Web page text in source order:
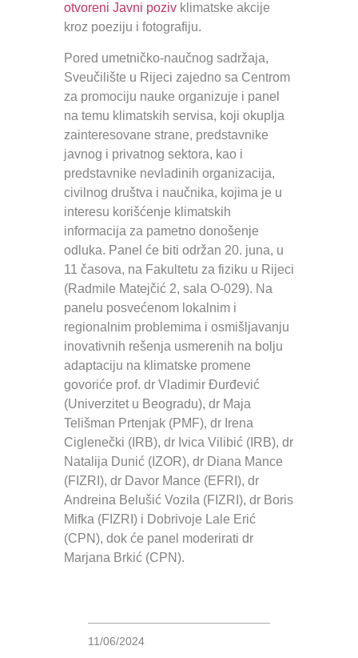
otvoreni Javni poziv klimatske akcije
kroz poeziju i fotografiju.
Pored umetničko-naučnog sadržaja,
Sveučilište u Rijeci zajedno sa Centrom
za promociju nauke organizuje i panel
na temu klimatskih servisa, koji okuplja
zainteresovane strane, predstavnike
javnog i privatnog sektora, kao i
predstavnike nevladinih organizacija,
civilnog društva i naučnika, kojima je u
interesu korišćenje klimatskih
informacija za pametno donošenje
odluka. Panel će biti održan 20. juna, u
11 časova, na Fakultetu za fiziku u Rijeci
(Radmile Matejčić 2, sala O-029). Na
panelu posvećenom lokalnim i
regionalnim problemima i osmišljavanju
inovativnih rešenja usmerenih na bolju
adaptaciju na klimatske promene
govoriće prof. dr Vladimir Đurđević
(Univerzitet u Beogradu), dr Maja
Telišman Prtenjak (PMF), dr Irena
Ciglenečki (IRB), dr Ivica Vilibić (IRB), dr
Natalija Dunić (IZOR), dr Diana Mance
(FIZRI), dr Davor Mance (EFRI), dr
Andreina Belušić Vozila (FIZRI), dr Boris
Mifka (FIZRI) i Dobrivoje Lale Erić
(CPN), dok će panel moderirati dr
Marjana Brkić (CPN).
11/06/2024